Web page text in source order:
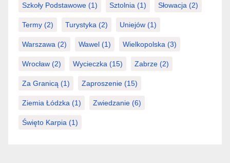
Szkoły Podstawowe (1) Sztolnia (1) Słowacja (2)
Termy (2) Turystyka (2) Uniejów (1)
Warszawa (2) Wawel (1) Wielkopolska (3)
Wrocław (2) Wycieczka (15) Zabrze (2)
Za Granicą (1) Zaproszenie (15)
Ziemia Łódzka (1) Zwiedzanie (6)
Święto Karpia (1)